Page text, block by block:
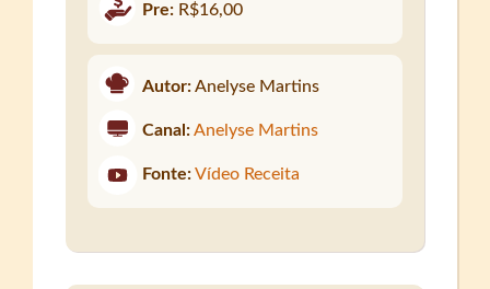
Pre: R$16,00
Autor:Anelyse Martins
Canal: Anelyse Martins
Fonte: Vídeo Receita